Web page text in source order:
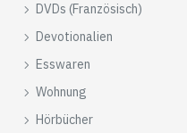
DVDs (Französisch)
Devotionalien
Esswaren
Wohnung
Hörbücher